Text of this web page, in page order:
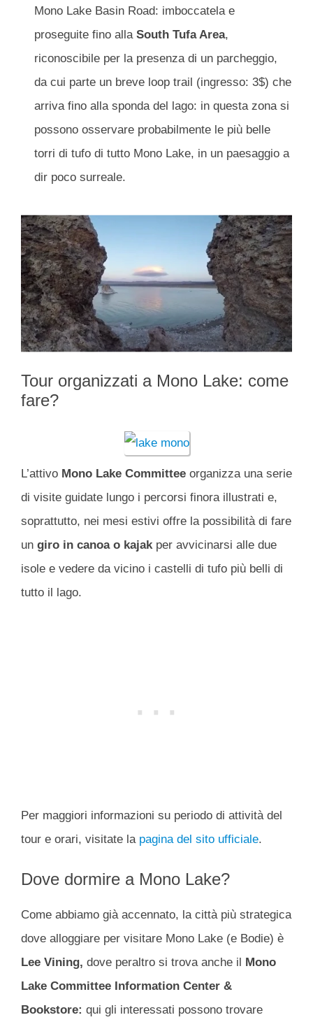
Mono Lake Basin Road: imboccatela e
proseguite fino alla South Tufa Area,
riconoscibile per la presenza di un parcheggio,
da cui parte un breve loop trail (ingresso: 3$) che
arriva fino alla sponda del lago: in questa zona si
possono osservare probabilmente le più belle
torri di tufo di tutto Mono Lake, in un paesaggio a
dir poco surreale.
Tour organizzati a Mono Lake: come
fare?
L’attivo Mono Lake Committee organizza una serie
di visite guidate lungo i percorsi finora illustrati e,
soprattutto, nei mesi estivi offre la possibilità di fare
un giro in canoa o kajak per avvicinarsi alle due
isole e vedere da vicino i castelli di tufo più belli di
tutto il lago.
Per maggiori informazioni su periodo di attività del
tour e orari, visitate la pagina del sito ufficiale.
Dove dormire a Mono Lake?
Come abbiamo già accennato, la città più strategica
dove alloggiare per visitare Mono Lake (e Bodie) è
Lee Vining, dove peraltro si trova anche il Mono
Lake Committee Information Center &
Bookstore: qui gli interessati possono trovare